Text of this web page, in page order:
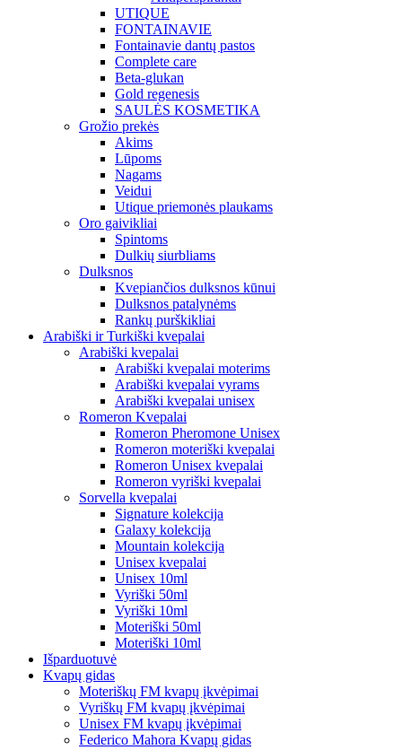
UTIQUE
FONTAINAVIE
Fontainavie dantų pastos
Complete care
Beta-glukan
Gold regenesis
SAULĖS KOSMETIKA
Grožio prekės
Akims
Lūpoms
Nagams
Veidui
Utique priemonės plaukams
Oro gaivikliai
Spintoms
Dulkių siurbliams
Dulksnos
Kvepiančios dulksnos kūnui
Dulksnos patalynėms
Rankų purškikliai
Arabiški ir Turkiški kvepalai
Arabiški kvepalai
Arabiški kvepalai moterims
Arabiški kvepalai vyrams
Arabiški kvepalai unisex
Romeron Kvepalai
Romeron Pheromone Unisex
Romeron moteriški kvepalai
Romeron Unisex kvepalai
Romeron vyriški kvepalai
Sorvella kvepalai
Signature kolekcija
Galaxy kolekcija
Mountain kolekcija
Unisex kvepalai
Unisex 10ml
Vyriški 50ml
Vyriški 10ml
Moteriški 50ml
Moteriški 10ml
Išparduotuvė
Kvapų gidas
Moteriškų FM kvapų įkvėpimai
Vyriškų FM kvapų įkvėpimai
Unisex FM kvapų įkvėpimai
Federico Mahora Kvapų gidas